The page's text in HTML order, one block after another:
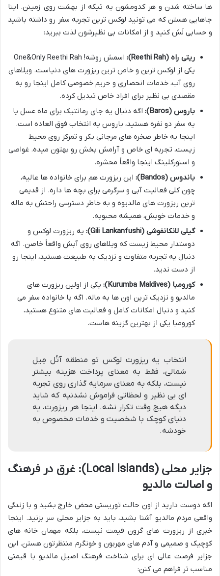
ها ساخته شدن و هر کدومشون یه تیکه از بهشت روی زمینن. اینا
جاهایی هستن که می تونید لوکس ترین تجربه سفر رو داشته باشید
و حسابی لَش کنید و از امکانات بی نظیرشون لذت ببرید:
ریتی راه (Reethi Rah):
اسمش روشه! One&Only Reethi Rah
یکی از لوکس ترین و خاص ترین ریزورت های دنیاست. ویلاهای
روی آب، خدمات انحصاری و حریم خصوصی کامل اینجا رو به
مقصدی بی نظیر برای افراد خاص تبدیل کرده.
باروس (Baros):
اگه دنبال یه جای رمانتیک برای ماه عسل یا
یه سفر دو نفره هستید، باروس یه انتخاب فوق العاده است.
اینجا به خاطر صخره های مرجانی بکر و تمرکز روی محیط
زیست، تجربه ای خاص و آرامش بخش رو بهتون میده. غواصی
و اسنورکلینگ اینجا واقعاً محشره.
باندوس (Bandos):
این ریزورت هم برای خانواده ها عالیه،
چون کلی فعالیت آبی و سرگرمی برای بچه ها داره. از قدیمی
ترین ریزورت های مالدیوه و به خاطر دسترسی راحتش به ماله
و خدمات خوبش، همیشه محبوبه.
گیلی لانکانفوشی (Gili Lankanfushi):
یه ریزورت لوکس و
دوستدار محیط زیست که ویلاهای روی آبش واقعاً خاصن. اگه
دنبال یه تجربه متفاوت و نزدیک به طبیعت هستید، اینجا رو
از دست ندید.
کورومبا (Kurumba Maldives):
یکی از اولین ریزورت های
مالدیو و نزدیک ترین اون ها به ماله. اگه با خانواده سفر می
کنید و دنبال امکانات کامل و فعالیت های متنوع هستید،
کورومبا یکی از بهترین گزینه هاست.
انتخاب یه ریزورت لوکس تو منطقه آتُل مِیل
شمالی، فقط به معنای پرداخت هزینه بیشتر
نیست، بلکه به معنای سرمایه گذاری روی تجربه
ای بی نظیر و لحظاتی فراموش نشدنیه که شاید
دیگه هیچ وقت تکرار نشه. اینجا هر ریزورت، یه
دنیای کوچک با شخصیت و خدمات مخصوص به
خودشه.
جزایر محلی (Local Islands): غرق در فرهنگ
و اصالت مالدیو
اگه دوست دارید از اون حالت توریستی محض خارج بشید و با زندگی
واقعی مردم مالدیو آشنا بشید، باید به جزایر محلی سر بزنید. اینجا
خبری از ریزورت های گرون قیمت نیست، بلکه مهمان خانه های
کوچیک و صمیمی و آدم های مهربون و خونگرم منتظرتون هستن. این
جزایر فرصت عالی ای برای شناخت فرهنگ اصیل مالدیو با قیمتی
مناسب تر فراهم می کنن: